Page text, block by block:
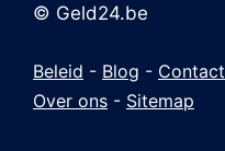
© Geld24.be
Beleid - Blog - Contact
Over ons - Sitemap